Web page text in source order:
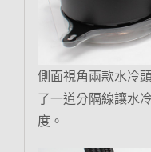
側面視角兩款水冷
了一道分隔線讓水
度。